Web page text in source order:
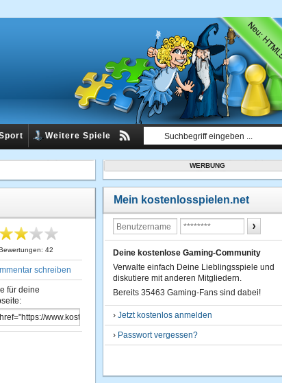
Weitere Spiele
Bewertungen: 42
schreiben
für deine
WERBUNG
Mein kostenlosspielen.net
Deine kostenlose Gaming-Community
Verwalte einfach Deine Lieblingsspiele und
diskutiere mit anderen Mitgliedern.
Bereits 35463 Gaming-Fans sind dabei!
› Jetzt kostenlos anmelden
› Passwort vergessen?